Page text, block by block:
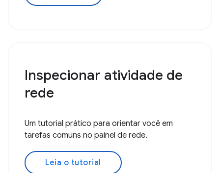
Inspecionar atividade de
rede
Um tutorial prático para orientar você em
tarefas comuns no painel de rede.
Leia o tutorial